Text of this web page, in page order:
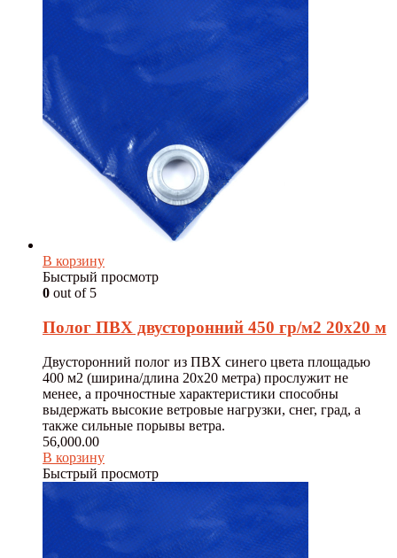
В корзину
Быстрый просмотр
0 out of 5
Полог ПВХ двусторонний 450 гр/м2 20х20 м
Двусторонний полог из ПВХ синего цвета площадью
400 м2 (ширина/длина 20х20 метра) прослужит не
менее, а прочностные характеристики способны
выдержать высокие ветровые нагрузки, снег, град, а
также сильные порывы ветра.
56,000.00
В корзину
Быстрый просмотр